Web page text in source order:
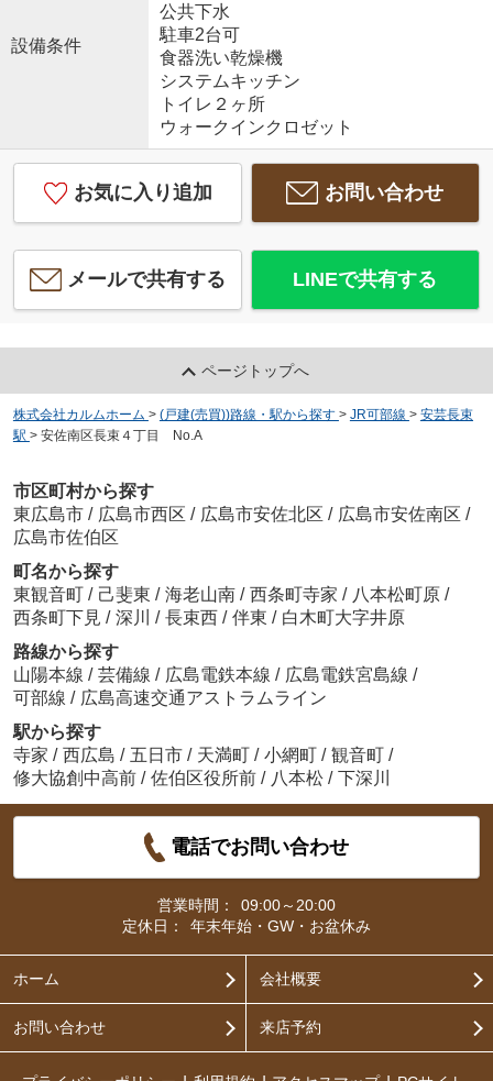
設備条件
公共下水
駐車2台可
食器洗い乾燥機
システムキッチン
トイレ２ヶ所
ウォークインクロゼット
お気に入り追加 お問い合わせ
メールで共有する LINEで共有する
ページトップへ
株式会社カルムホーム > (戸建(売買))路線・駅から探す > JR可部線 > 安芸長束
駅 > 安佐南区長束４丁目 No.A
市区町村から探す
東広島市 / 広島市西区 / 広島市安佐北区 / 広島市安佐南区 /
広島市佐伯区
町名から探す
東観音町 / 己斐東 / 海老山南 / 西条町寺家 / 八本松町原 /
西条町下見 / 深川 / 長束西 / 伴東 / 白木町大字井原
路線から探す
山陽本線 / 芸備線 / 広島電鉄本線 / 広島電鉄宮島線 /
可部線 / 広島高速交通アストラムライン
駅から探す
寺家 / 西広島 / 五日市 / 天満町 / 小網町 / 観音町 /
修大協創中高前 / 佐伯区役所前 / 八本松 / 下深川
電話でお問い合わせ
営業時間：
09:00～20:00
定休日：
年末年始・GW・お盆休み
ホーム 会社概要
お問い合わせ 来店予約